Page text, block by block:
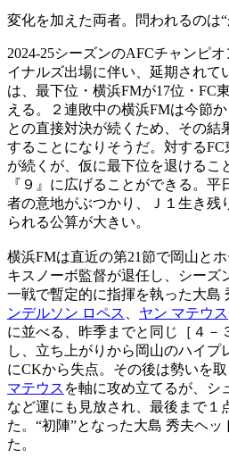
変化を加えた両者。問われるのは
2024-25シーズンのAFCチャンピ
イナルズ出場に伴い、延期されて
は、最下位・横浜FMが17位・FC
える。２連敗中の横浜FMは今節
との直接対決が続くため、その結
することになりそうだ。対する
が続くが、仮に最下位を退けるこ
『９』に広げることができる。
者の意地がぶつかり、Ｊ１生き残
られる公算が大きい。
横浜FMは直近の第21節で岡山と
キスノーボ監督が退任し、シーズ
一戦で暫定的に指揮を執った大島
ンデルソン ロペス
ヤン マテウス
に並べる、昨季までと同じ［４－
し、立ち上がりから岡山のハイプ
にCKから失点。その後は勢いを取
マテウス を軸に攻め立てるが、シ
など運にも見放され、最後まで１
た。“初陣”となった大島 秀夫ヘ
た。